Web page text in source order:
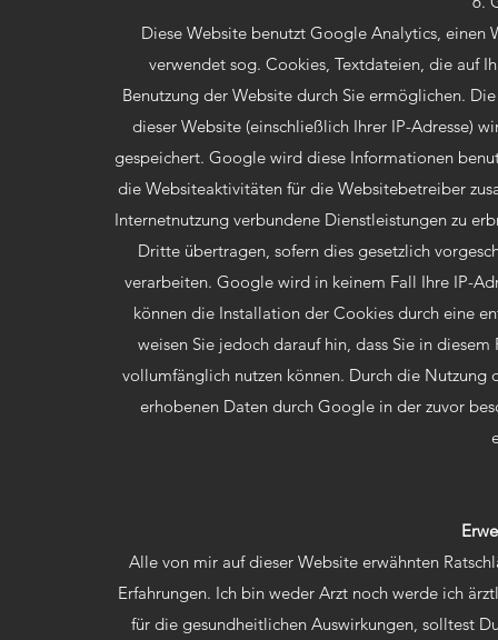
Diese Website benutzt Google Analytics,
verwendet sog. Cookies, Textdateien, die auf
Benutzung der Website durch Sie ermöglichen.
dieser Website (einschließlich Ihrer IP-Adresse)
gespeichert. Google wird diese Informationen
die Websiteaktivitäten für die Websitebetreiber
Internetnutzung verbundene Dienstleistungen zu
Dritte übertragen, sofern dies gesetzlich
verarbeiten. Google wird in keinem Fall Ihre IP-
können die Installation der Cookies durch eine
weisen Sie jedoch darauf hin, dass Sie in
vollumfänglich nutzen können. Durch die Nutzung
erhobenen Daten durch Google in der zuvor
Alle von mir auf dieser Website erwähnten
Erfahrungen. Ich bin weder Arzt noch werde ich
für die gesundheitlichen Auswirkungen, solltest